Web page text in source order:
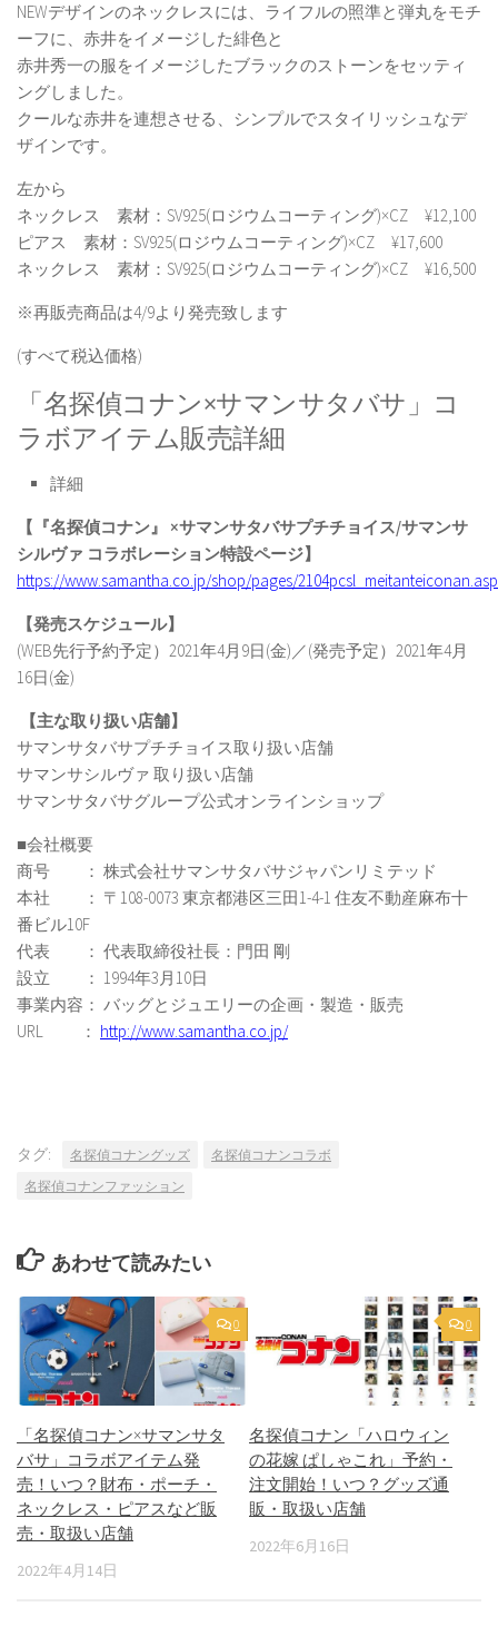
NEWデザインのネックレスには、ライフルの照準と弾丸をモチ
ーフに、赤井をイメージした緋色と
赤井秀一の服をイメージしたブラックのストーンをセッティ
ングしました。
クールな赤井を連想させる、シンプルでスタイリッシュなデ
ザインです。
左から
ネックレス 素材：SV925(ロジウムコーティング)×CZ ¥12,100
ピアス 素材：SV925(ロジウムコーティング)×CZ ¥17,600
ネックレス 素材：SV925(ロジウムコーティング)×CZ ¥16,500
※再販売商品は4/9より発売致します
(すべて税込価格)
「名探偵コナン×サマンサタバサ」コ
ラボアイテム販売詳細
詳細
【『名探偵コナン』 ×サマンサタバサプチチョイス/サマンサ
シルヴァ コラボレーション特設ページ】
https://www.samantha.co.jp/shop/pages/
【発売スケジュール】
(WEB先行予約予定）2021年4月9日(金)／(発売予定）2021年4月
16日(金)
【主な取り扱い店舗】
サマンサタバサプチチョイス取り扱い店舗
サマンサシルヴァ 取り扱い店舗
サマンサタバサグループ公式オンラインショップ
■会社概要
商号 ： 株式会社サマンサタバサジャパンリミテッド
本社 ： 〒108-0073 東京都港区三田1-4-1 住友不動産麻布十
番ビル10F
代表 ： 代表取締役社長：門田 剛
設立 ： 1994年3月10日
事業内容： バッグとジュエリーの企画・製造・販売
URL ： http://www.samantha.co.jp/
タグ: 名探偵コナングッズ
名探偵コナンコラボ
名探偵コナンファッション
あわせて読みたい
0
「名探偵コナン×サマンサタ
バサ」コラボアイテム発
売！いつ？財布・ポーチ・
ネックレス・ピアスなど販
売・取扱い店舗
2022年4月14日
0
名探偵コナン「ハロウィン
の花嫁 ぱしゃこれ」予約・
注文開始！いつ？グッズ通
販・取扱い店舗
2022年6月16日